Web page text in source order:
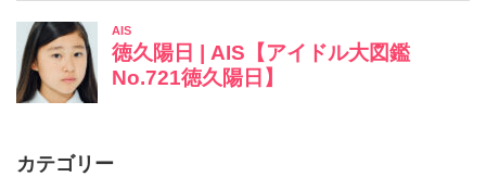
カテゴリー